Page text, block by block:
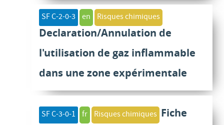
SF C-2-0-3 en Risques chimiques
Declaration/Annulation de
l'utilisation de gaz inflammable
dans une zone expérimentale
SF C-3-0-1 fr Risques chimiques Fiche